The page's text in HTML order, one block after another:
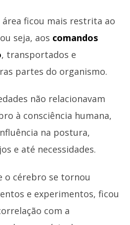
ficou mais restrita ao
seja, aos comandos
, transportados e
partes do organismo.
não relacionavam
à consciência humana,
na postura,
e até necessidades.
o cérebro se tornou
e experimentos, ficou
com a